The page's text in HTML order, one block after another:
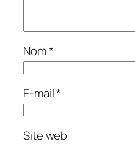
Nom*
E-mail*
Site web